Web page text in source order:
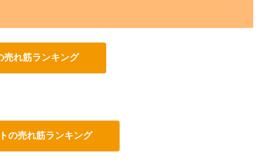
売れ筋ランキング
の売れ筋ランキング